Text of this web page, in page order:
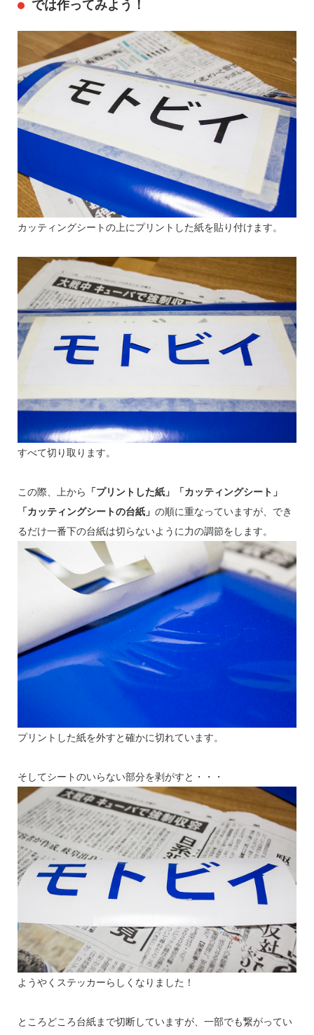
では作ってみよう！
カッティングシートの上にプリントした紙を貼り付けます。
すべて切り取ります。
この際、上から
「プリントした紙」「カッティングシート」
「カッティングシートの台紙」 の順に重なっていますが、でき
るだけ一番下の台紙は切らないように力の調節をします。
プリントした紙を外すと確かに切れています。
そしてシートのいらない部分を剥がすと・・・
ようやくステッカーらしくなりました！
ところどころ台紙まで切断していますが、一部でも繋がってい